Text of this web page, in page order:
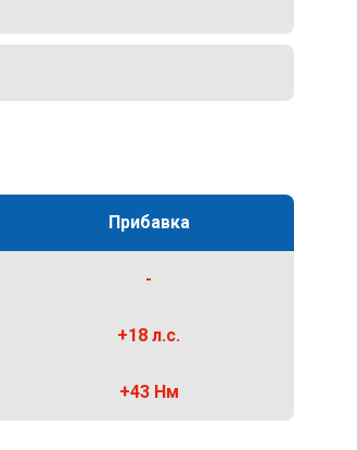
Прибавка
-
+18 л.с.
+43 Нм